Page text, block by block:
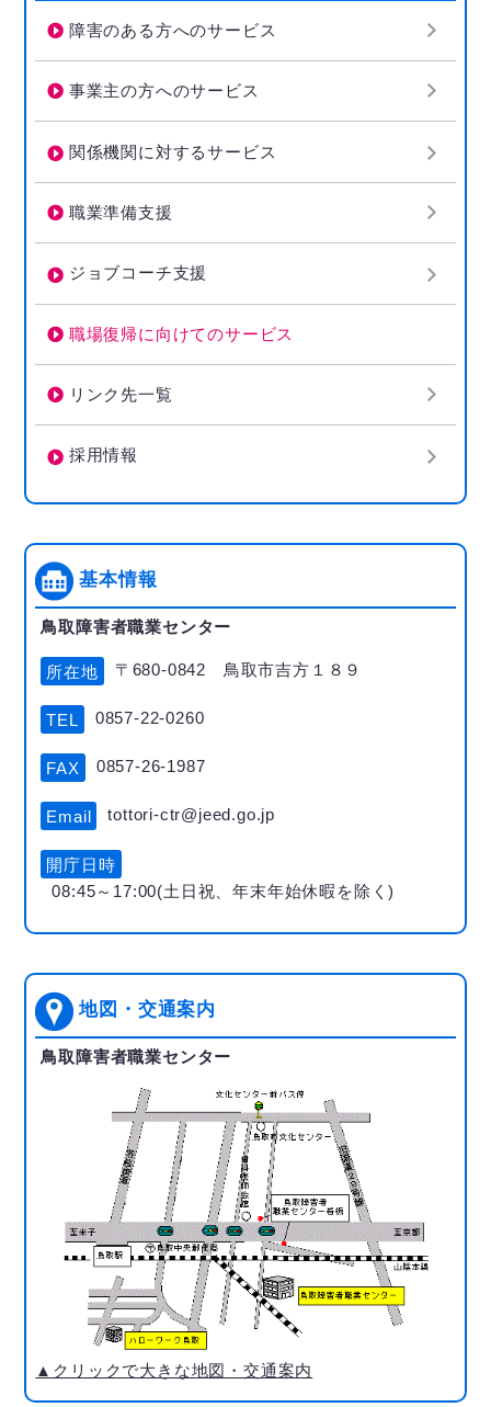
障害のある方へのサービス
事業主の方へのサービス
関係機関に対するサービス
職業準備支援
ジョブコーチ支援
職場復帰に向けてのサービス
リンク先一覧
採用情報
基本情報
鳥取障害者職業センター
所在地 〒680-0842 鳥取市吉方１８９
TEL 0857-22-0260
FAX 0857-26-1987
Email tottori-ctr@jeed.go.jp
開庁日時
08:45～17:00(土日祝、年末年始休暇を除く)
地図・交通案内
鳥取障害者職業センター
▲クリックで大きな地図・交通案内